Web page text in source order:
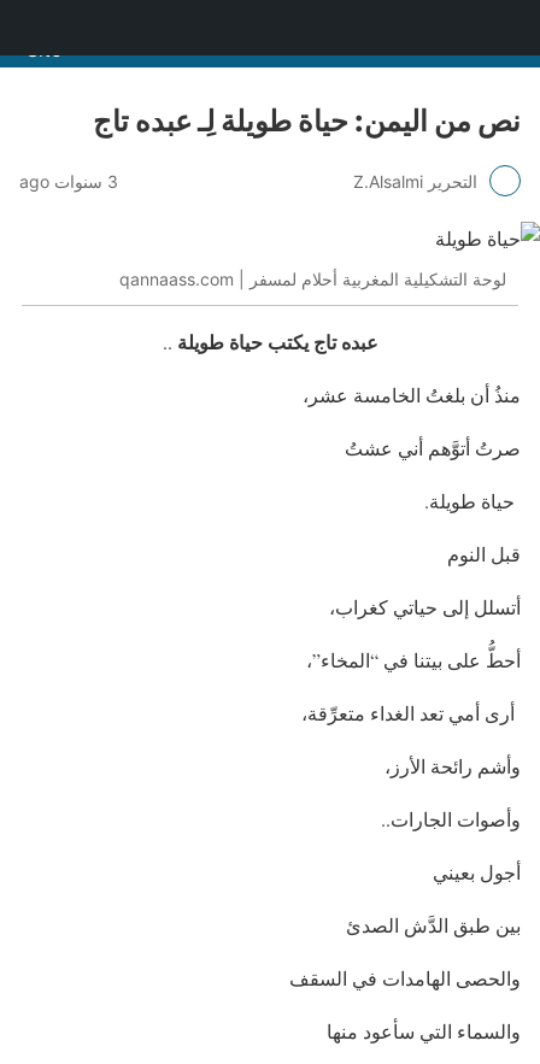
نص من اليمن: حياة طويلة لِـ عبده تاج
التحرير Z.Alsalmi 3 سنوات ago
لوحة التشكيلية المغربية أحلام لمسفر | qannaass.com
عبده تاج يكتب حياة طويلة ..
منذُ أن بلغتُ الخامسة عشر،
صرتُ أتوَّهم أني عشتُ
حياة طويلة.
قبل النوم
أتسلل إلى حياتي كغراب،
أحطُّ على بيتنا في “المخاء”،
أرى أمي تعد الغداء متعرِّقة،
وأشم رائحة الأرز،
وأصوات الجارات..
أجول بعيني
بين طبق الدَّش الصدئ
والحصى الهامدات في السقف
والسماء التي سأعود منها